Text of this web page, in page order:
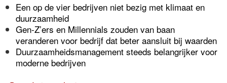
Een op de vier bedrijven niet bezig met klimaat en
duurzaamheid
Gen-Z’ers en Millennials zouden van baan
veranderen voor bedrijf dat beter aansluit bij waarden
Duurzaamheidsmanagement steeds belangrijker voor
moderne bedrijven